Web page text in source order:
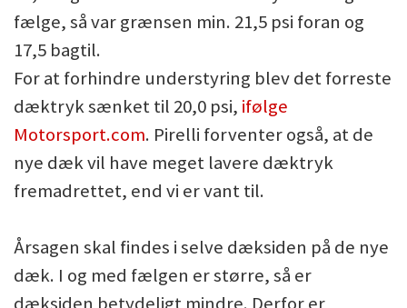
fælge, så var grænsen min. 21,5 psi foran og
17,5 bagtil.
For at forhindre understyring blev det forreste
dæktryk sænket til 20,0 psi, ifølge
Motorsport.com. Pirelli forventer også, at de
nye dæk vil have meget lavere dæktryk
fremadrettet, end vi er vant til.
Årsagen skal findes i selve dæksiden på de nye
dæk. I og med fælgen er større, så er
dæksiden betydeligt mindre. Derfor er